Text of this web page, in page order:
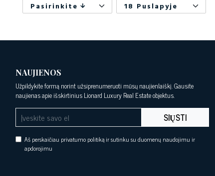
Pasirinkite 18 Puslapyje
NAUJIENOS
Užpildykite formą norint užsiprenumeruoti mūsų naujienlaiškį. Gausite
naujienas apie išskirtinius Lionard Luxury Real Estate objektus.
SIŲSTI
Aš perskaičiau privatumo politiką ir sutinku su duomenų naudojimu ir
apdorojimu